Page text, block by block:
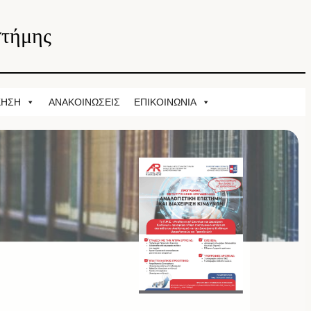
ΑΝΑΚΟΙΝΩΣΕΙΣ ΕΠΙΚΟΙΝΩΝΙΑ